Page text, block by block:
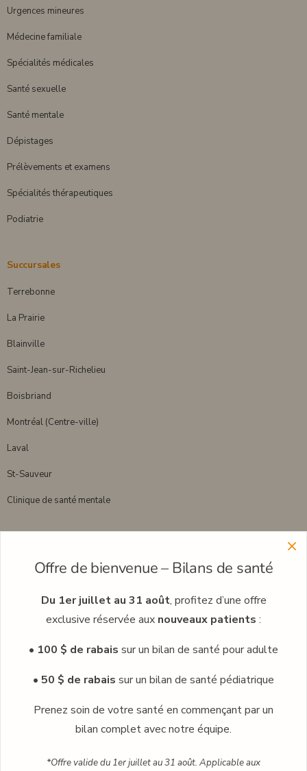
Urgences mineures
Médecine familiale
Spécialités médicales
Santé sexuelle
Santé mentale
Dépistages
Prélèvements et examens
Spécialités thérapeutiques
Podiatrie
Succursales
Terrebonne
La Prairie
Blainville
Saint-Jean-sur-Richelieu
Boisbriand
Montréal (Centre-ville)
Laval
St-Sauveur
Clinique de santé mentale
Découvrez plus sur notre réseau de cliniques
Découvrez nos professionnels
Médecine corporative
Blogue
Contact
Prendre rendez-vous
Offre de bienvenue – Bilans de santé
Du 1er juillet au 31 août, profitez d’une offre
exclusive réservée aux nouveaux patients :
• 100 $ de rabais sur un bilan de santé pour adulte
• 50 $ de rabais sur un bilan de santé pédiatrique
Prenez soin de votre santé en commençant par un
bilan complet avec notre équipe.
*Offre valide du 1er juillet au 31 août. Applicable aux